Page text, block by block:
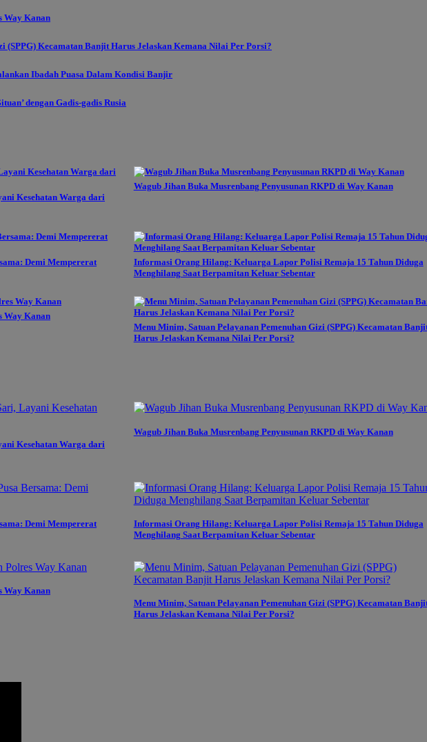
Way Kanan
(SPPG) Kecamatan Banjit Harus Jelaskan Kemana Nilai Per Porsi?
Ibadah Puasa Dalam Kondisi Banjir
dengan Gadis-gadis Rusia
Kesehatan Warga dari
Wagub Jihan Buka Musrenbang Penyusunan RKPD di Way Kanan
Demi Mempererat
Informasi Orang Hilang: Keluarga Lapor Polisi Remaja 15 Tahun Diduga
Menghilang Saat Berpamitan Keluar Sebentar
Way Kanan
Menu Minim, Satuan Pelayanan Pemenuhan Gizi (SPPG) Kecamatan
Harus Jelaskan Kemana Nilai Per Porsi?
Kesehatan Warga dari
Wagub Jihan Buka Musrenbang Penyusunan RKPD di Way Kanan
Demi Mempererat
Informasi Orang Hilang: Keluarga Lapor Polisi Remaja 15 Tahun Diduga
Menghilang Saat Berpamitan Keluar Sebentar
Way Kanan
Menu Minim, Satuan Pelayanan Pemenuhan Gizi (SPPG) Kecamatan
Harus Jelaskan Kemana Nilai Per Porsi?